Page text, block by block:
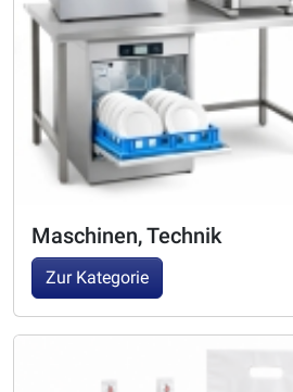
Maschinen, Technik
Zur Kategorie